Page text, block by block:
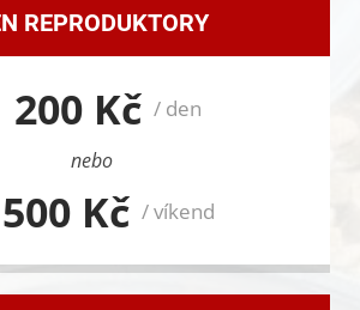
REPRODUKTORY
200 Kč / den
nebo
Kč / víkend